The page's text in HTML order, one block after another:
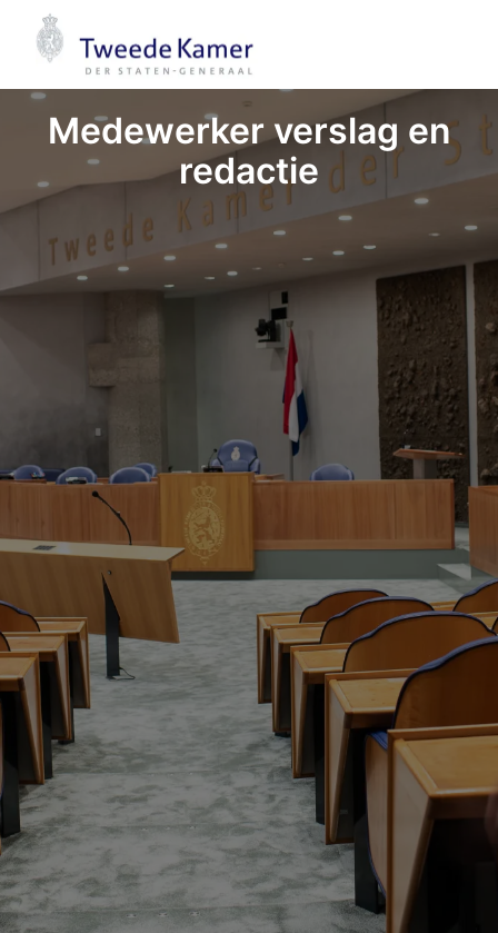
Overslaan
contentHomepagina
Medewerker verslag en
redactie